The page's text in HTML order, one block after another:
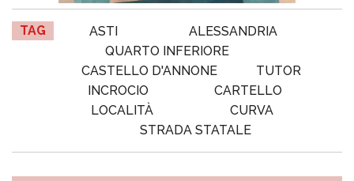
TAG ASTI
ALESSANDRIA
QUARTO INFERIORE
CASTELLO D'ANNONE
TUTOR
INCROCIO
CARTELLO
LOCALITÀ
CURVA
STRADA STATALE